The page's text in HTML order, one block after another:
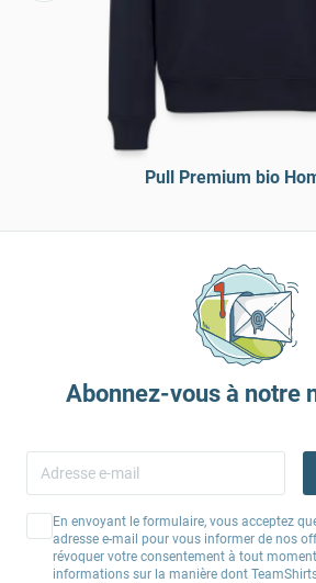
Pull Premium bio
Abonnez-vous à notre
En envoyant le formulaire, vous acceptez
adresse e-mail pour vous informer de nos
révoquer votre consentement à tout
informations sur la manière dont